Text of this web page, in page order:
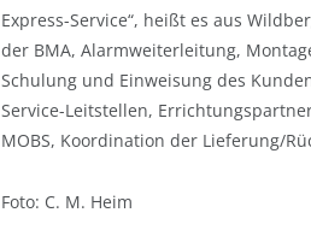
Express-Service“, heißt es aus
der BMA, Alarmweiterleitung,
Schulung und Einweisung des
Service-Leitstellen,
MOBS, Koordination der Lieferung/
Foto: C. M. Heim